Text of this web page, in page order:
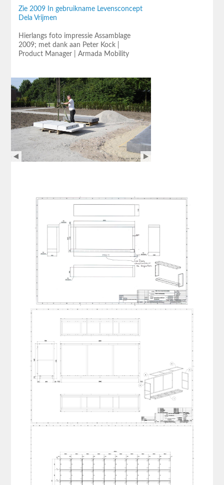
Zie 2009 In gebruikname Levensconcept
Dela Vrijmen
Hierlangs foto impressie Assamblage
2009; met dank aan Peter Kock |
Product Manager | Armada Mobility